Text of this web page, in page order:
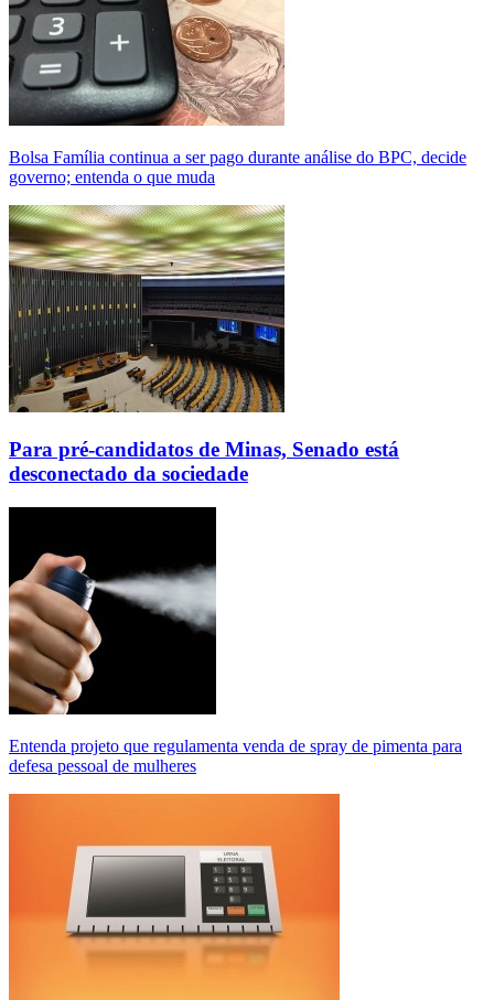
Bolsa Família continua a ser pago durante análise do BPC, decide
governo; entenda o que muda
Para pré-candidatos de Minas, Senado está
desconectado da sociedade
Entenda projeto que regulamenta venda de spray de pimenta para
defesa pessoal de mulheres